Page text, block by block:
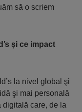
să o scriem
şi ce impact
la nivel global şi
şi mai personală
digitală care, de la